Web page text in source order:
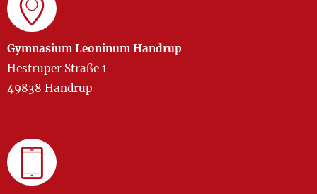
Gymnasium Leoninum Handrup
Hestruper Straße 1
49838 Handrup